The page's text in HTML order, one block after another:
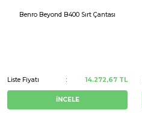
Benro Beyond B400 Sırt Çantası
Liste Fiyatı 14.272,67 TL
İNCELE